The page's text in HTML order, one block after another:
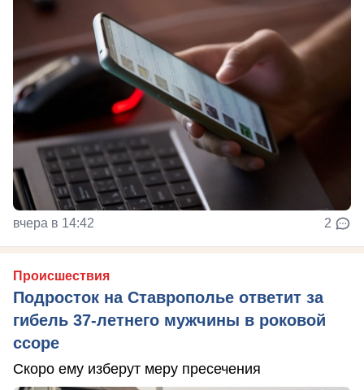
вчера в 14:42 2
Происшествия
Подросток на Ставрополье ответит за
гибель 37-летнего мужчины в роковой
ссоре
Скоро ему изберут меру пресечения